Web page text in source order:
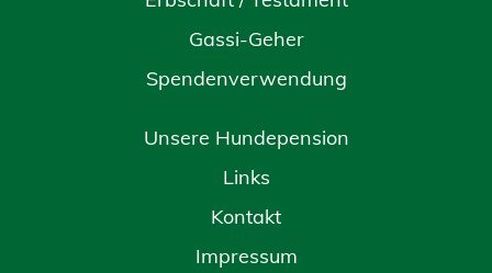
Gassi-Geher
Spendenverwendung
Unsere Hundepension
Links
Kontakt
Impressum